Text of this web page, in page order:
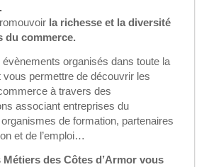
la richesse et la diversité
du commerce.
évènements organisés dans toute la
vous permettre de découvrir les
à travers des
associant entreprises du
de formation, partenaires
et de l’emploi…
Métiers des Côtes d’Armor vous